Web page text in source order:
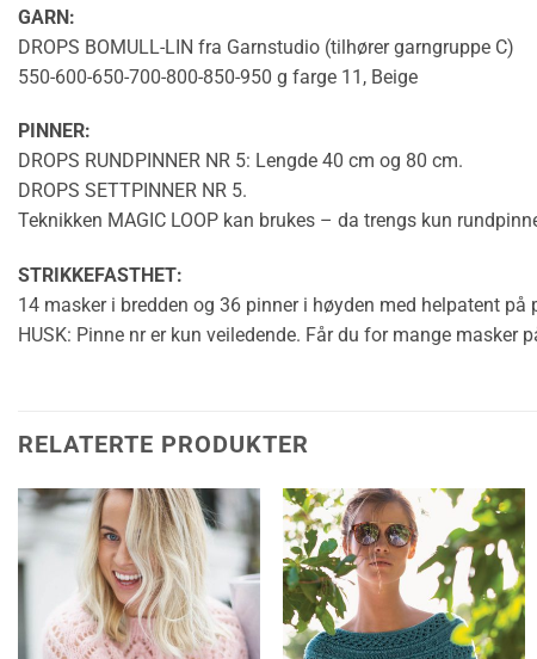
GARN:
DROPS BOMULL-LIN fra Garnstudio (tilhører garngruppe C)
550-600-650-700-800-850-950 g farge 11, Beige
PINNER:
DROPS RUNDPINNER NR 5: Lengde 40 cm og 80 cm.
DROPS SETTPINNER NR 5.
Teknikken MAGIC LOOP kan brukes – da trengs kun
STRIKKEFASTHET:
14 masker i bredden og 36 pinner i høyden med helpatent på
HUSK: Pinne nr er kun veiledende. Får du for mange
RELATERTE PRODUKTER